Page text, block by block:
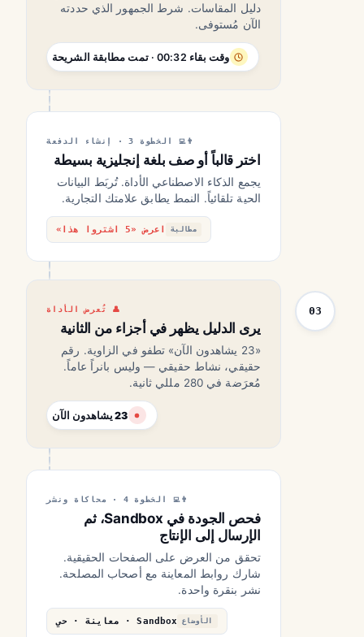
دليل المقاسات. شرط الجمهور الذي حددته
الآن مُستوفى.
وقت بقاء 00:32 · تمت مطابقة الشريحة
الخطوة 3 · إنشاء الدفعة
اختر قالباً أو صف بلغة إنجليزية بسيطة
يجمع الذكاء الاصطناعي الأداة. تُربَط البيانات
الحية تلقائياً. النمط يطابق علامتك التجارية.
مطالبة اعرض «5 اشتروا هذا»
03 تُعرض الأداة
يرى الدليل يظهر في أجزاء من الثانية
«23 يشاهدون الآن» تطفو في الزاوية. رقم
حقيقي، نشاط حقيقي — وليس بانراً عاماً.
مُعرَضة في 280 مللي ثانية.
23 يشاهدون الآن
الخطوة 4 · محاكاة ونشر
فحص الجودة في Sandbox، ثم
الإرسال إلى الإنتاج
تحقق من العرض على الصفحات الحقيقية.
شارك روابط المعاينة مع أصحاب المصلحة.
نشر بنقرة واحدة.
الأوضاع Sandbox · معاينة · حي